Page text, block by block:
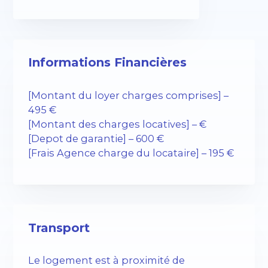
Informations Financières
[Montant du loyer charges comprises] –
495 €
[Montant des charges locatives] – €
[Depot de garantie] – 600 €
[Frais Agence charge du locataire] – 195 €
Transport
Le logement est à proximité de